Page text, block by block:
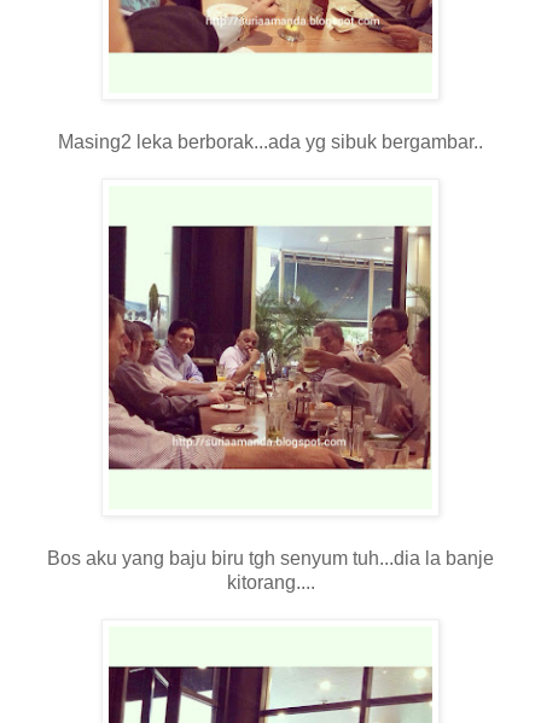
Masing2 leka berborak...ada yg sibuk bergambar..
Bos aku yang baju biru tgh senyum tuh...dia la banje
kitorang....